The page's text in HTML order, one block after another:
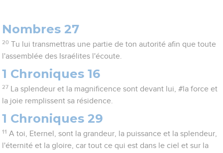
Nombres 27
20 Tu lui transmettras une partie de ton autorité afin que toute
l'assemblée des Israélites l'écoute.
1 Chroniques 16
27
La splendeur et la magnificence sont devant lui, #la force et
la joie remplissent sa résidence.
1 Chroniques 29
11 A toi, Eternel, sont la grandeur, la puissance et la splendeur,
l'éternité et la gloire, car tout ce qui est dans le ciel et sur la